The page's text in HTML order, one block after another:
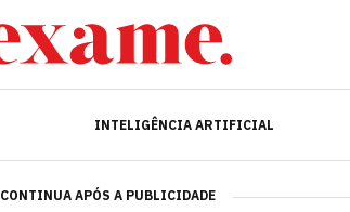
INTELIGÊNCIA ARTIFICIAL
INTELIGÊNCIA ARTIFICIAL
CONTINUA APÓS A PUBLICIDADE